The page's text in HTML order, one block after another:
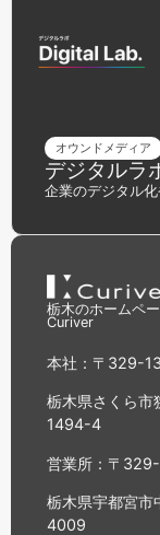
オウンドメディア
デジタルラ
企業のデジタル
栃木のホームペ
Curiver
本社：〒329-
栃木県さくら市
1494-4
営業所：〒
栃木県宇都宮市
4009